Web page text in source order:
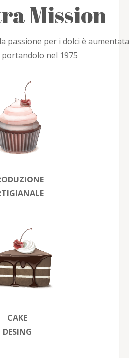
Mission
passione per i dolci è aumentata
nel 1975
CAKE
DESING